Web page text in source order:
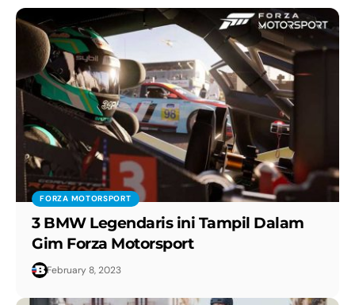
FORZA MOTORSPORT
3 BMW Legendaris ini Tampil Dalam
Gim Forza Motorsport
February 8, 2023